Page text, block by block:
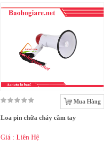
Mua Hàng
Loa pin chữa cháy cầm tay
Giá : Liên Hệ